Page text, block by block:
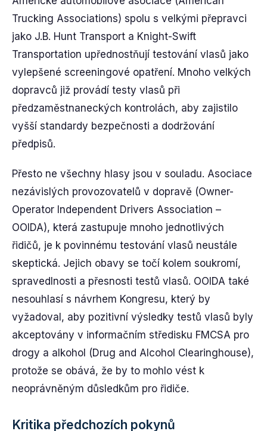
Trucking Associations) spolu s velkými přepravci
jako J.B. Hunt Transport a Knight-Swift
Transportation upřednostňují testování vlasů jako
vylepšené screeningové opatření. Mnoho velkých
dopravců již provádí testy vlasů při
předzaměstnaneckých kontrolách, aby zajistilo
vyšší standardy bezpečnosti a dodržování
předpisů.
Přesto ne všechny hlasy jsou v souladu. Asociace
nezávislých provozovatelů v dopravě (Owner-
Operator Independent Drivers Association –
OOIDA), která zastupuje mnoho jednotlivých
řidičů, je k povinnému testování vlasů neustále
skeptická. Jejich obavy se točí kolem soukromí,
spravedlnosti a přesnosti testů vlasů. OOIDA také
nesouhlasí s návrhem Kongresu, který by
vyžadoval, aby pozitivní výsledky testů vlasů byly
akceptovány v informačním středisku FMCSA pro
drogy a alkohol (Drug and Alcohol Clearinghouse),
protože se obává, že by to mohlo vést k
neoprávněným důsledkům pro řidiče.
Kritika předchozích pokynů